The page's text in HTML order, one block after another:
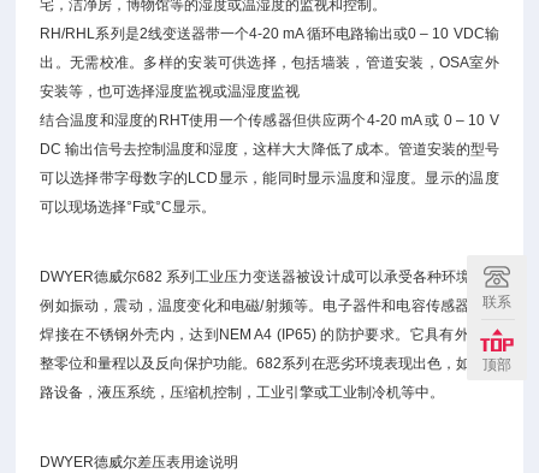
宅，洁净房，博物馆等的湿度或温湿度的监视和控制。
RH/RHL系列是2线变送器带一个4-20 mA 循环电路输出或0 – 10 VDC输
出。无需校准。多样的安装可供选择，包括墙装，管道安装，OSA室外
安装等，也可选择湿度监视或温湿度监视
结合温度和湿度的RHT使用一个传感器但供应两个4-20 mA 或 0 – 10 V
DC 输出信号去控制温度和湿度，这样大大降低了成本。管道安装的型号
可以选择带字母数字的LCD显示，能同时显示温度和湿度。显示的温度
可以现场选择°F或°C显示。
DWYER德威尔682 系列工业压力变送器被设计成可以承受各种环境影响
例如振动，震动，温度变化和电磁/射频等。电子器件和电容传感器一起
焊接在不锈钢外壳内，达到NEM A4 (IP65) 的防护要求。它具有外部调
整零位和量程以及反向保护功能。682系列在恶劣环境表现出色，如在公
路设备，液压系统，压缩机控制，工业引擎或工业制冷机等中。
DWYER德威尔差压表用途说明
联系
顶部